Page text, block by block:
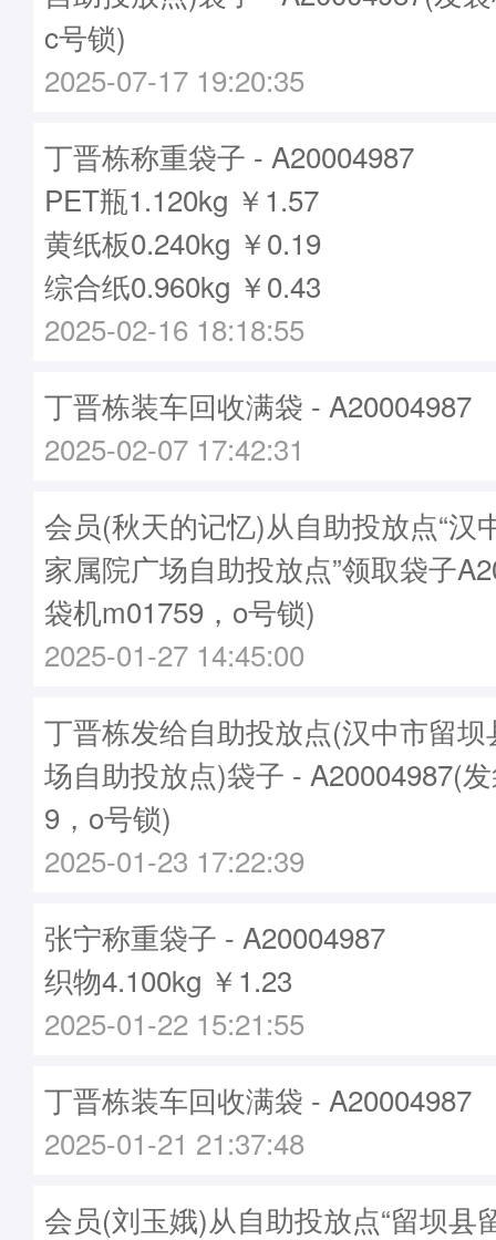
c号锁)
2025-07-17 19:20:35
丁晋栋称重袋子 - A20004987
PET瓶1.120kg ￥1.57
黄纸板0.240kg ￥0.19
综合纸0.960kg ￥0.43
2025-02-16 18:18:55
丁晋栋装车回收满袋 - A20004987
2025-02-07 17:42:31
会员(秋天的记忆)从自助投放点“汉
家属院广场自助投放点”领取袋子
袋机m01759，o号锁)
2025-01-27 14:45:00
丁晋栋发给自助投放点(汉中市留
场自助投放点)袋子 - A20004987(
9，o号锁)
2025-01-23 17:22:39
张宁称重袋子 - A20004987
织物4.100kg ￥1.23
2025-01-22 15:21:55
丁晋栋装车回收满袋 - A20004987
2025-01-21 21:37:48
会员(刘玉娥)从自助投放点“留坝县